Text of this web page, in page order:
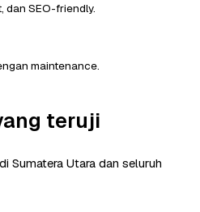
dan SEO-friendly.
maintenance.
teruji
Sumatera Utara dan seluruh